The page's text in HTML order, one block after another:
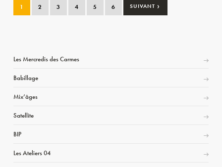
1 2 3 4 5 6 SUIVANT ›
Les Mercredis des Carmes
Babillage
Mix’âges
Satellite
BIP
Les Ateliers 04